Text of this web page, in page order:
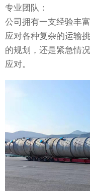
专业团队：
公司拥有一支经验丰
应对各种复杂的运输
的规划，还是紧急情
应对。